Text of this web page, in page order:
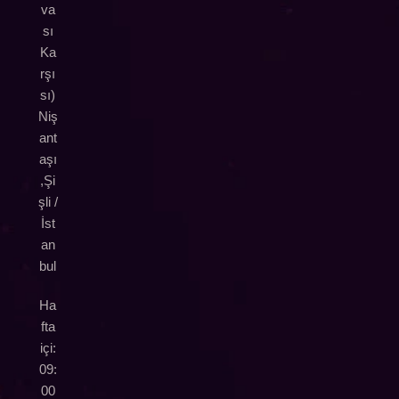
va
sı
Ka
rşı
sı)
Niş
ant
aşı
,Şi
şli /
İst
an
bul
Ha
fta
içi:
09:
00